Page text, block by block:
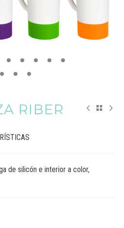
RIBER
de silicón e interior a color,